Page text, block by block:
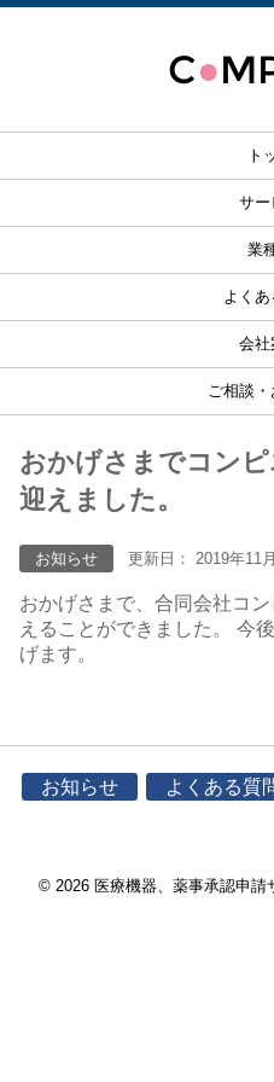
C●
ト
サー
業
よくあ
会社
ご相談
おかげさまでコン
迎えました。
お知らせ 更新日： 2019年11
おかげさまで、合同会社コ
えることができました。 今
げます。
お知らせ よくある質
© 2026 医療機器、薬事承認申